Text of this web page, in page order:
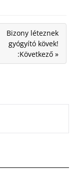
Bizony léteznek
gyógyító kövek!
:Következő »